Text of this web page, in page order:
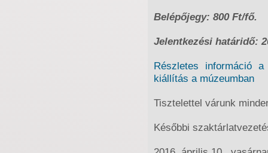
Belépőjegy: 800 Ft/fő.
Jelentkezési határidő:
Részletes információ
kiállítás a múzeumban
Tisztelettel várunk
Későbbi